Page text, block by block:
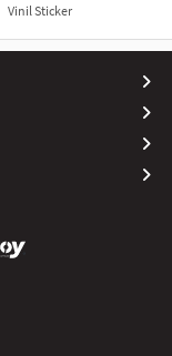
Vinil Sticker